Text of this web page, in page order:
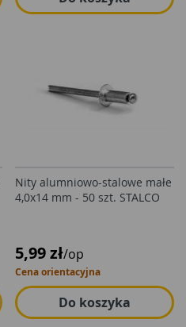
Nity alumniowo-stalowe małe
4,0x14 mm - 50 szt. STALCO
5,99 zł/op
Cena orientacyjna
Do koszyka